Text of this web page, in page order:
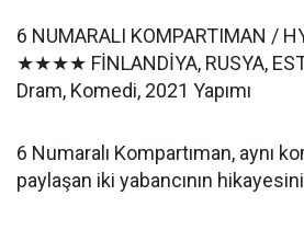
6 NUMARALI KOMPARTIMAN /
★★★★ FİNLANDİYA, RUSYA,
Dram, Komedi, 2021 Yapımı
6 Numaralı Kompartıman, aynı
paylaşan iki yabancının